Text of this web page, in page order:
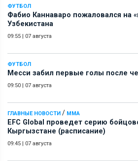
ФУТБОЛ
Фабио Каннаваро пожаловался на
Узбекистана
09:55 | 07 августа
ФУТБОЛ
Месси забил первые голы после
09:50 | 07 августа
ГЛАВНЫЕ НОВОСТИ / ММА
EFC Global проведет серию
Кыргызстане (расписание)
09:45 | 07 августа